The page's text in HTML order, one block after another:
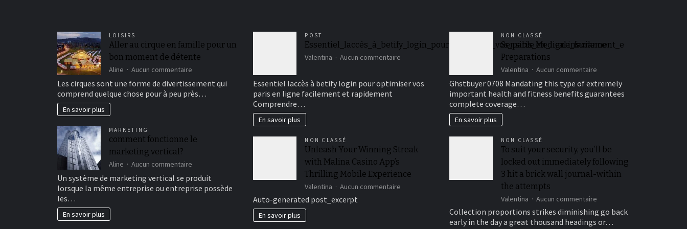
LOISIRS
Aller au cirque en famille pour un
bon moment de détente
Aline Aucun commentaire
au
cirque
bon
Les cirques sont une forme de divertissement qui
comprend quelque chose pour à peu près…
En savoir plus
MARKETING
comment fonctionne le
marketing vertical?
Aline Aucun commentaire
fonctionne
le
Un système de marketing vertical se produit
lorsque la même entreprise ou entreprise possède
les…
En savoir plus
POST
Essentiel_laccès_à_betify_login_pour_optimiser_vos_paris_en_ligne_facilement_e
Valentina Aucun commentaire
Essentiel_laccès_à_betify_login_pour_optimiser_vos_paris_en_ligne_facilement_e
Essentiel laccès à betify login pour optimiser vos
paris en ligne facilement et rapidement
Comprendre…
En savoir plus
NON CLASSÉ
Unleash Your Winning Streak
with Malina Casino App’s
Thrilling Mobile Experience
Valentina Aucun commentaire
Auto-generated post_excerpt
En savoir plus
NON CLASSÉ
Sensible Medical insurance
Preparations
Valentina Aucun commentairesur
Medical
insurance
Ghstbuyer 0708 Mandating this type of extremely
important health and fitness benefits guarantees
complete coverage…
En savoir plus
NON CLASSÉ
To suit your security, you’ll be
locked out immediately following
3 hit a brick wall journal-within
the attempts
Valentina Aucun commentairesur
suit
your
Collection proportions strikes diminishing go back
early in the day a great thousand headings or…